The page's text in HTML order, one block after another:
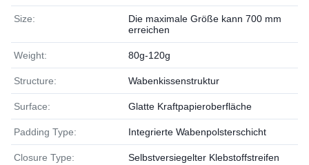
Size:
Die maximale Größe kann 700 mm
erreichen
Weight: 80g-120g
Structure: Wabenkissenstruktur
Surface: Glatte Kraftpapieroberfläche
Padding Type: Integrierte Wabenpolsterschicht
Closure Type: Selbstversiegelter Klebstoffstreifen